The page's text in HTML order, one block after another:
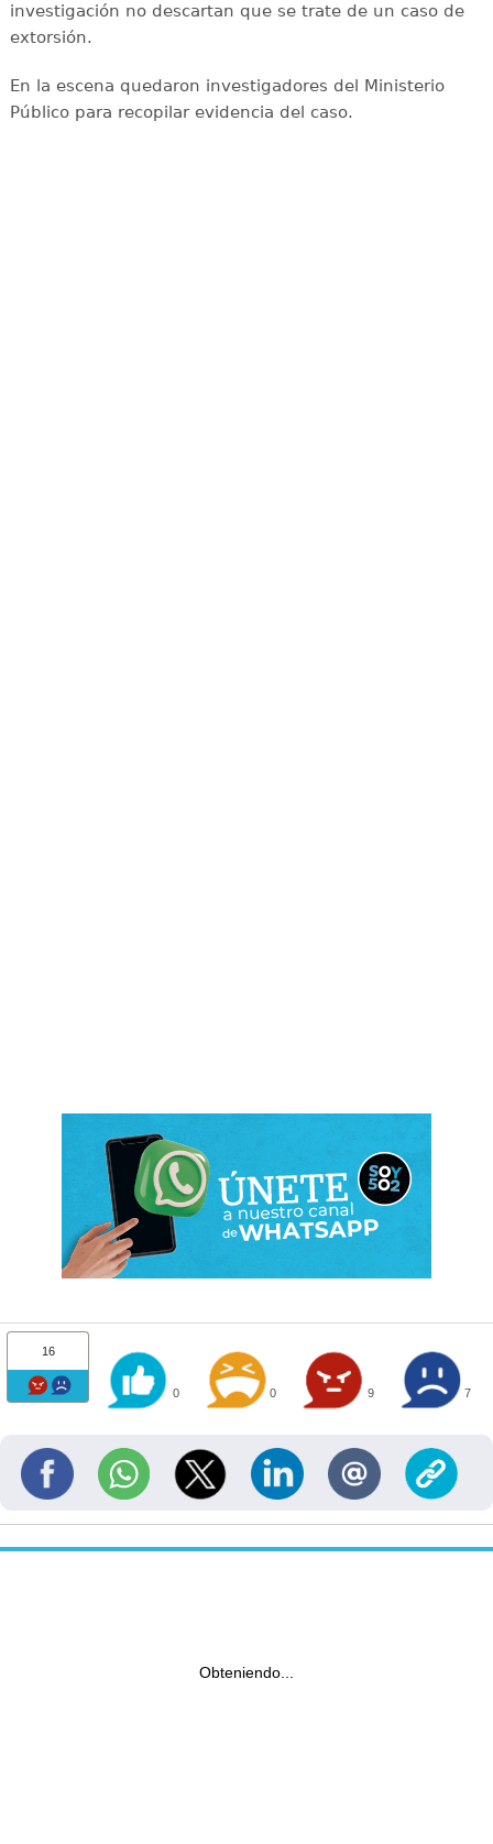
investigación no descartan que se trate de un caso de
extorsión.
En la escena quedaron investigadores del Ministerio
Público para recopilar evidencia del caso.
16
0 0 9 7
Obteniendo...